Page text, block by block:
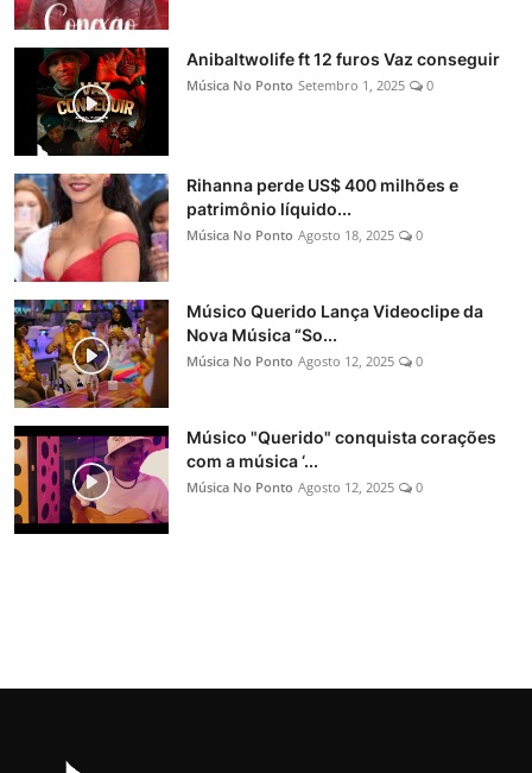
Anibaltwolife ft 12 furos Vaz conseguir
Música No Ponto Setembro 1, 2025 0
Rihanna perde US$ 400 milhões e
patrimônio líquido...
Música No Ponto Agosto 18, 2025 0
Músico Querido Lança Videoclipe da
Nova Música “So...
Música No Ponto Agosto 12, 2025 0
Músico "Querido" conquista corações
com a música ‘...
Música No Ponto Agosto 12, 2025 0